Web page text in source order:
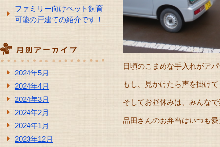
ファミリー向けペット飼育
可能の戸建ての紹介です！
2024年5月
2024年4月
2024年3月
2024年2月
2024年1月
2023年12月
日頃のこまめな手入れがア
もし、見かけたら声を掛け
そしてお昼休みは、みんな
品田さんのお弁当はいつも